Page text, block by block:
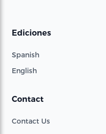
Ediciones
Spanish
English
Contact
Contact Us